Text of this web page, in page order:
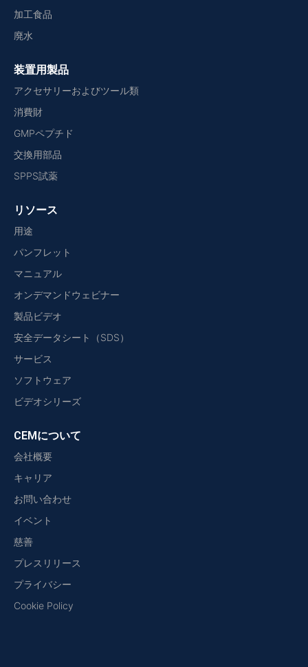
加工食品
廃水
装置用製品
アクセサリーおよびツール類
消費財
GMPペプチド
交換用部品
SPPS試薬
リソース
用途
パンフレット
マニュアル
オンデマンドウェビナー
製品ビデオ
安全データシート（SDS）
サービス
ソフトウェア
ビデオシリーズ
CEMについて
会社概要
キャリア
お問い合わせ
イベント
慈善
プレスリリース
プライバシー
Cookie Policy